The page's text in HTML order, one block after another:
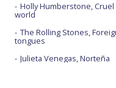
Holly Humberstone, Cruel
world
The Rolling Stones,
tongues
Julieta Venegas, Norteña